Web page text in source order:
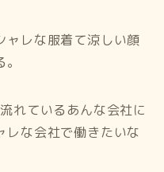
ャレな服着て涼しい顔
れているあんな会社に
レな会社で働きたいな